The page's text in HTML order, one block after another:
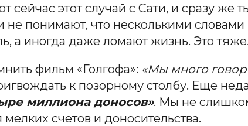
сейчас этот случай с Сати, и сразу
понимают, что несколькими
а иногда даже ломают жизнь. Это
фильм «Голгофа»: «Мы много
к позорному столбу. Еще
миллиона доносов». Мы не
счетов и доносительства.